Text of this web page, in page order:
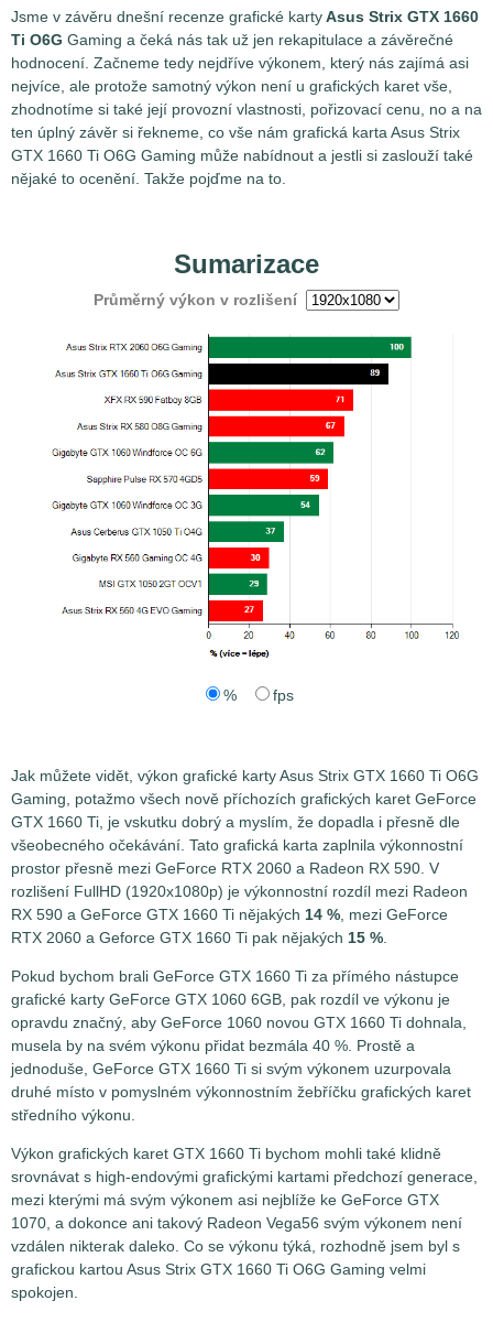
Jsme v závěru dnešní recenze grafické kartyAsus Strix GTX 1660
Ti O6G Gaming a čeká nás tak už jen rekapitulace a závěrečné
hodnocení. Začneme tedy nejdříve výkonem, který nás zajímá asi
nejvíce, ale protože samotný výkon není u grafických karet vše,
zhodnotíme si také její provozní vlastnosti, pořizovací cenu, no a na
ten úplný závěr si řekneme, co vše nám grafická karta Asus Strix
GTX 1660 Ti O6G Gaming může nabídnout a jestli si zaslouží také
nějaké to ocenění. Takže pojďme na to.
Sumarizace
Průměrný výkon v rozlišení
% fps
Jak můžete vidět, výkon grafické karty Asus Strix GTX 1660 Ti O6G
Gaming, potažmo všech nově příchozích grafických karet GeForce
GTX 1660 Ti, je vskutku dobrý a myslím, že dopadla i přesně dle
všeobecného očekávání. Tato grafická karta zaplnila výkonnostní
prostor přesně mezi GeForce RTX 2060 a Radeon RX 590. V
rozlišení FullHD (1920x1080p) je výkonnostní rozdíl mezi Radeon
RX 590 a GeForce GTX 1660 Ti nějakých 14 %, mezi GeForce
RTX 2060 a Geforce GTX 1660 Ti pak nějakých 15 %.
Pokud bychom brali GeForce GTX 1660 Ti za přímého nástupce
grafické karty GeForce GTX 1060 6GB, pak rozdíl ve výkonu je
opravdu značný, aby GeForce 1060 novou GTX 1660 Ti dohnala,
musela by na svém výkonu přidat bezmála 40 %. Prostě a
jednoduše, GeForce GTX 1660 Ti si svým výkonem uzurpovala
druhé místo v pomyslném výkonnostním žebříčku grafických karet
středního výkonu.
Výkon grafických karet GTX 1660 Ti bychom mohli také klidně
srovnávat s high-endovými grafickými kartami předchozí generace,
mezi kterými má svým výkonem asi nejblíže ke GeForce GTX
1070, a dokonce ani takový Radeon Vega56 svým výkonem není
vzdálen nikterak daleko. Co se výkonu týká, rozhodně jsem byl s
grafickou kartou Asus Strix GTX 1660 Ti O6G Gaming velmi
spokojen.